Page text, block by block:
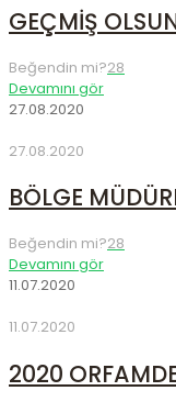
GEÇMİŞ
Beğendin mi?28
Devamını gör
27.08.2020
27.08.2020
BÖLGE
Beğendin mi?28
Devamını gör
11.07.2020
11.07.2020
2020